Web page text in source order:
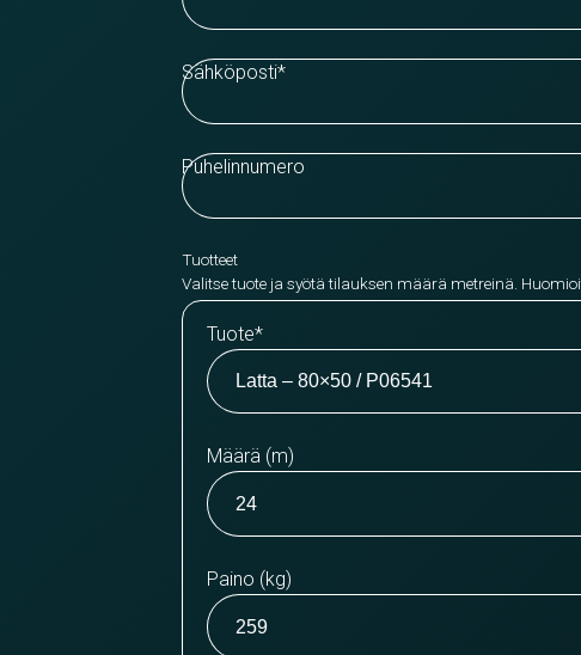
Sähköposti*
Puhelinnumero
Tuotteet
Valitse tuote ja syötä tilauksen määrä metreinä.
Tuote*
Määrä (m)
Paino (kg)